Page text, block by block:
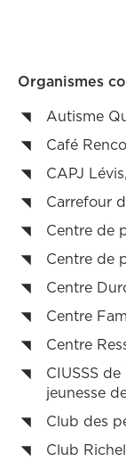
Organismes
Autisme
Café
CAPJ
Carrefour
Centre de
Centre de
Centre
Centre
Centre
CIUSSS
jeunesse
Club des
Club